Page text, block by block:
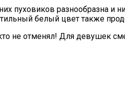
пуховиков разнообразна и
белый цвет также
не отменял! Для девушек